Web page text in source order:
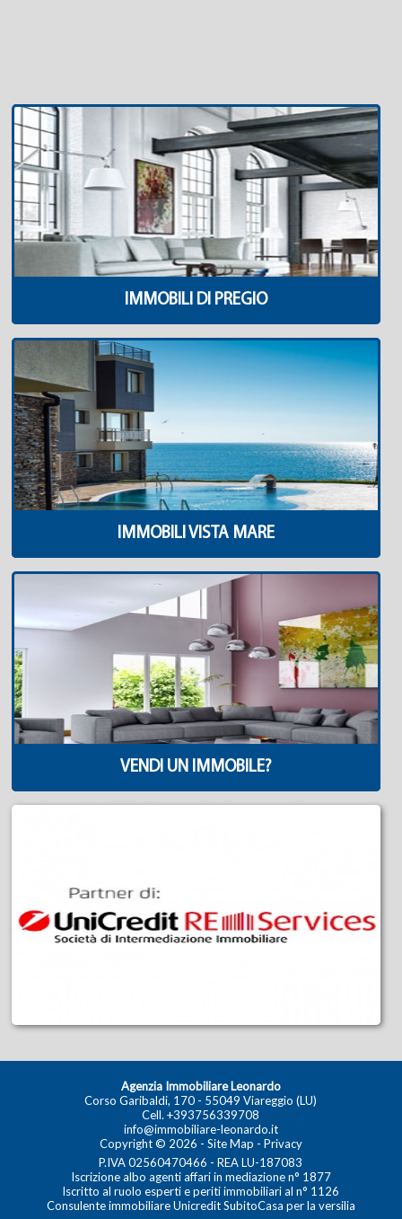
IMMOBILI DI PREGIO
IMMOBILI VISTA MARE
VENDI UN IMMOBILE?
Agenzia Immobiliare Leonardo
Corso Garibaldi, 170 - 55049 Viareggio (LU)
Cell.+393756339708
info@immobiliare-leonardo.it
Copyright © 2026 - Site Map - Privacy
P.IVA 02560470466 - REA LU-187083
Iscrizione albo agenti affari in mediazione n° 1877
Iscritto al ruolo esperti e periti immobiliari al n° 1126
Consulente immobiliare Unicredit SubitoCasa per la versilia